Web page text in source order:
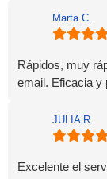
Marta C.
Rápidos, muy
email. Eficacia y
JULIA R.
Excelente el